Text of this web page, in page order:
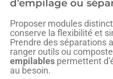
d’empilage ou
Proposer modules
conserve la flexibilité et
Prendre des séparations
ranger outils ou
empilables permettent
au besoin.